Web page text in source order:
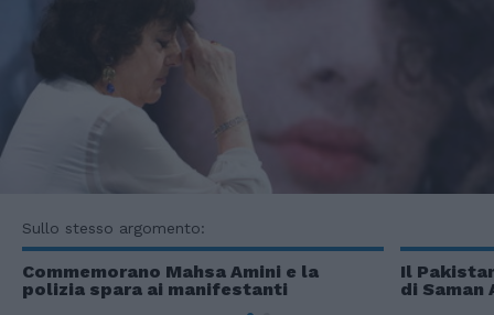
Sullo stesso argomento:
Commemorano Mahsa Amini e la
polizia spara ai manifestanti
Il
di Saman